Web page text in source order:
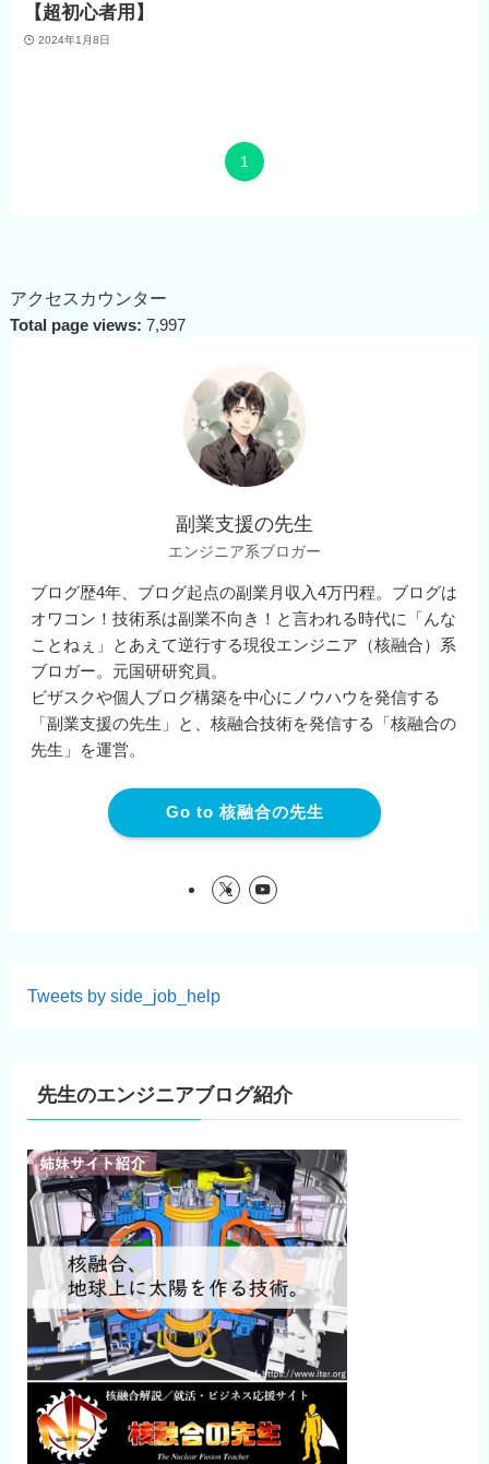
【超初心者用】
2024年1月8日
1
アクセスカウンター
Total page views: 7,997
副業支援の先生
エンジニア系ブロガー
ブログ歴4年、ブログ起点の副業月収入4万円程。ブログは
オワコン！技術系は副業不向き！と言われる時代に「んな
ことねぇ」とあえて逆行する現役エンジニア（核融合）系
ブロガー。元国研研究員。
ビザスクや個人ブログ構築を中心にノウハウを発信する
「副業支援の先生」と、核融合技術を発信する「核融合の
先生」を運営。
Go to 核融合の先生
Tweets by side_job_help
先生のエンジニアブログ紹介